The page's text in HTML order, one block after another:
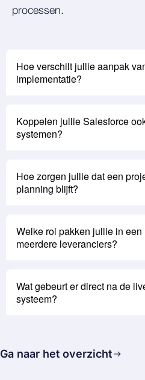
processen.
Hoe verschilt jullie aanpak
implementatie?
Koppelen jullie Salesforce
systemen?
Hoe zorgen jullie dat een
planning blijft?
Welke rol pakken jullie in
meerdere leveranciers?
Wat gebeurt er direct na de
systeem?
Ga naar het overzicht